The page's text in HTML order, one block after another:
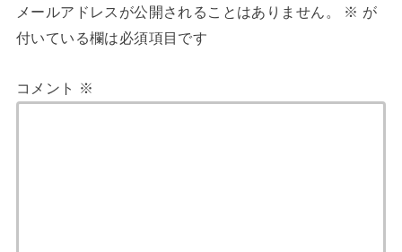
メールアドレスが公開されることはありません。 ※ が
付いている欄は必須項目です
コメント ※